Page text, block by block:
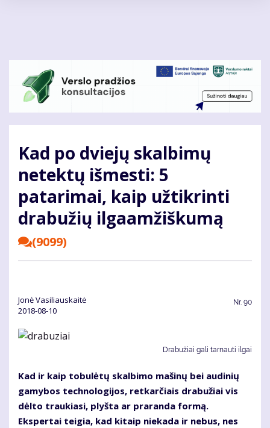
Kad po dviejų skalbimų
netektų išmesti: 5
patarimai, kaip užtikrinti
drabužių ilgaamžiškumą
(9099)
Jonė Vasiliauskaitė
2018-08-10
Nr. 90
Drabužiai gali tarnauti ilgai
Kad ir kaip tobulėtų skalbimo mašinų bei audinių
gamybos technologijos, retkarčiais drabužiai vis
dėlto traukiasi, plyšta ar praranda formą.
Ekspertai teigia, kad kitaip niekada ir nebus, nes